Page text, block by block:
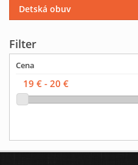
Detská obuv
Filter
Cena